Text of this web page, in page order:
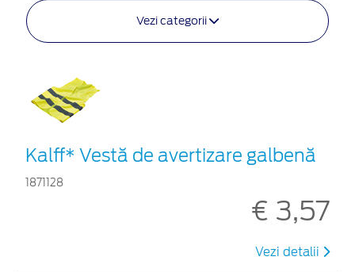
Vezi categorii
Kalff* Vestă de avertizare galbenă
1871128
€ 3,57
Vezi detalii